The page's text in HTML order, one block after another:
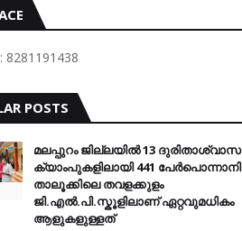
8281191438
POSTS
മലപ്പുറം ജില്ലയിൽ 13 ദുരിതാശ്വാസ
ക്യാംപുകളിലായി 441 പേർപൊന്നാനി
താലൂക്കിലെ തവളക്കുളം
ജി.എൽ.പി.സ്കൂളിലാണ് ഏറ്റവുമധികം
ആളുകളുള്ളത്